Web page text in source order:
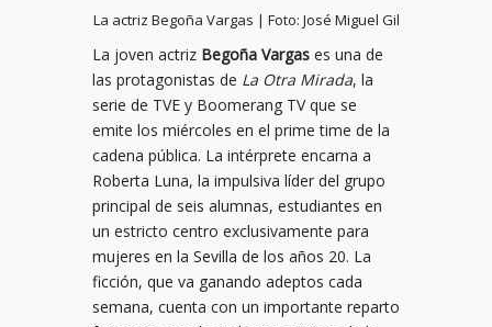
La actriz Begoña Vargas | Foto: José Miguel Gil
La joven actriz Begoña Vargas es una de
las protagonistas de La Otra Mirada, la
serie de TVE y Boomerang TV que se
emite los miércoles en el prime time de la
cadena pública. La intérprete encarna a
Roberta Luna, la impulsiva líder del grupo
principal de seis alumnas, estudiantes en
un estricto centro exclusivamente para
mujeres en la Sevilla de los años 20. La
ficción, que va ganando adeptos cada
semana, cuenta con un importante reparto